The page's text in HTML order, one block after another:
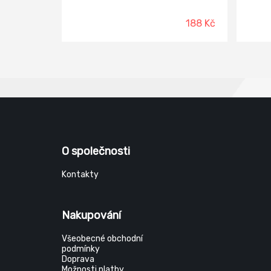
kozinková lícovka, hřbet - kozinková
188 Kč
O společnosti
Kontakty
Nakupování
Všeobecné obchodní
podmínky
Doprava